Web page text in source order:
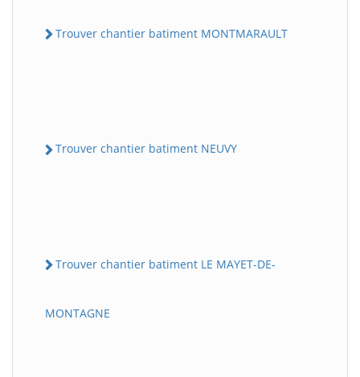
Trouver chantier batiment MONTMARAULT
Trouver chantier batiment NEUVY
Trouver chantier batiment LE MAYET-DE-
MONTAGNE